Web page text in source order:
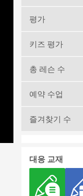
평가
키즈 평가
총 레슨 수
예약 수업
즐겨찾기 수
대응 교재